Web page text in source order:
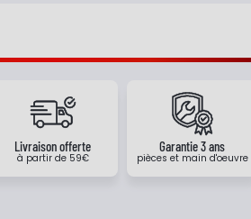
Livraison offerte
à partir de 59€
Garantie 3 ans
pièces et main d'oeuvre